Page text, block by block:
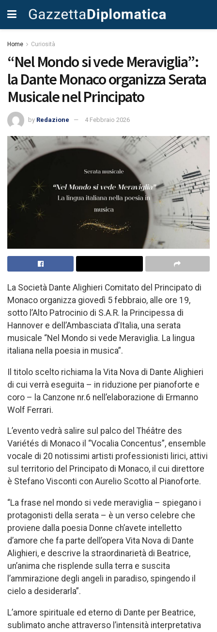
Home Curiosità
“Nel Mondo si vede Meraviglia”:
la Dante Monaco organizza Serata
Musicale nel Principato
by Redazione 4 Febbraio 2026
La Società Dante Alighieri Comitato del Principato di
Monaco organizza giovedì 5 febbraio, alle ore 19,
sotto l’Alto Patrocinio di S.A.R. la Principessa di
Hannover e dell’Ambasciata d’Italia, una serata
musicale “Nel Mondo si vede Meraviglia. La lingua
italiana nella poesia in musica”.
Il titolo scelto richiama la Vita Nova di Dante Alighieri
di cui verrà eseguita – in riduzione per pianoforte e
coro – la Canzone nr.6 nell’elaborazione di Ermanno
Wolf Ferrari.
L’evento vedrà salire sul palco del Théâtre des
Variétés di Monaco il “Vocalia Concentus”, ensemble
vocale di 20 notissimi artisti professionisti lirici, attivi
sul territorio del Principato di Monaco, il cui direttore
è Stefano Visconti con Aurelio Scotto al Pianoforte.
“La frase nel mondo si vede meraviglia – spiegano i
protagonisti della serata – è un verso celebre che
proviene dalla poesia Donne ch’avete intelletto
d’amore che fa parte dell’opera Vita Nova di Dante
Alighieri, e descrive la straordinarietà di Beatrice,
un’anima che risplende sulla terra e suscita
l’ammirazione degli angeli in paradiso, spingendo il
cielo a desiderarla”.
L’amore spirituale ed eterno di Dante per Beatrice,
sublimato anche attraverso l’intensità interpretativa